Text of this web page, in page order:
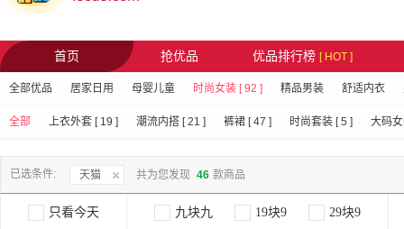
首页 抢优品 优品排行榜 [ HOT ]
全部优品 居家日用 母婴儿童 时尚女装 [ 92 ] 精品男装 舒适内衣
全部 上衣外套 [ 19 ] 潮流内搭 [ 21 ] 裤裙 [ 47 ] 时尚套装 [ 5 ] 大码
已选条件: 天猫 共为您发现 46 款商品
只看今天 九块九 19块9 29块9